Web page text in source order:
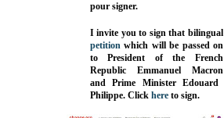
pour signer.
I invite you to sign that bilingual
petition which will be passed on
to President of the French
Republic Emmanuel Macron
and Prime MinisterEdouard
Philippe. Click here to sign.